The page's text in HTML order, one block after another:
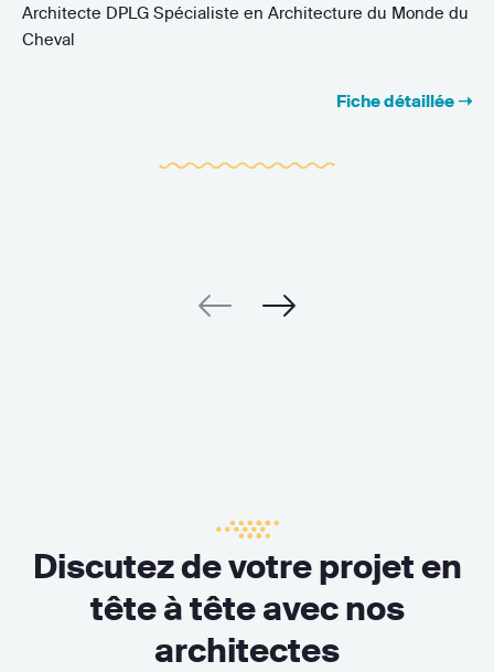
Architecte DPLG Spécialiste en Architecture du Monde du
Cheval
Fiche détaillée ➝
Discutez de votre projet en
tête à tête avec nos
architectes